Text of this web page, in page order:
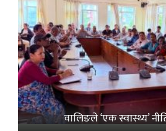
वालिङले ‘एक स्वास्थ्य’